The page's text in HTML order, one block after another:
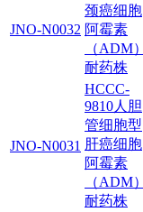
JNO-N0032
颈癌细胞
阿霉素
（ADM）
耐药株
JNO-N0031
HCCC-
9810人胆
管细胞型
肝癌细胞
阿霉素
（ADM）
耐药株